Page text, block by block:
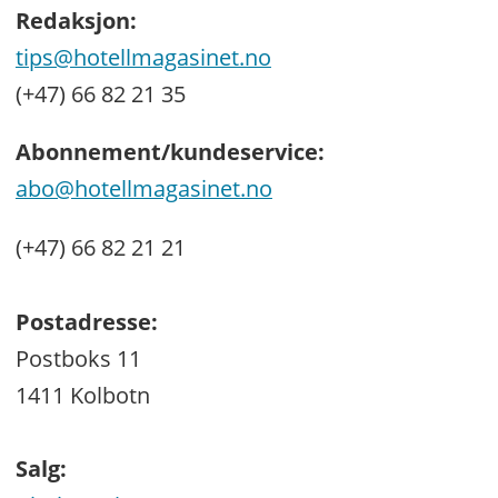
Redaksjon:
tips@hotellmagasinet.no
(+47) 66 82 21 35
Abonnement/kundeservice:
abo@hotellmagasinet.no
(+47) 66 82 21 21
Postadresse:
Postboks 11
1411 Kolbotn
Salg: